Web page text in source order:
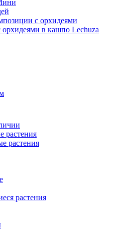
с орхидеями
в кашпо Lechuza
растения
растения
растения